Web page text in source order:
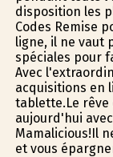
disposition les
Codes Remise
ligne, il ne vaut
spéciales pour
Avec
acquisitions en
tablette.Le rêve
aujourd'hui
Mamalicious!Il
et vous